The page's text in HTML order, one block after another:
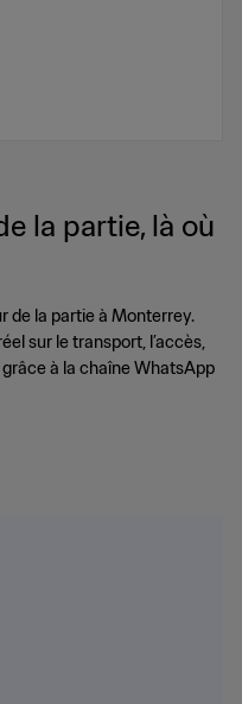
la partie, là où
de la partie à Monterrey.
sur le transport, l’accès,
à la chaîne WhatsApp